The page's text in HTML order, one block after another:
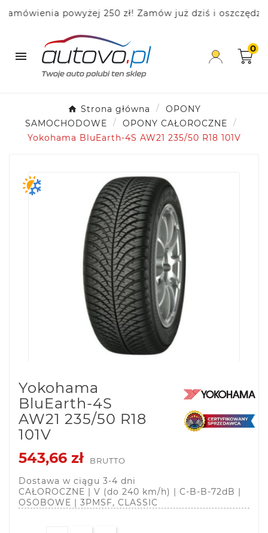
powyżej 250 zł! Zamów już dziś i oszczędzaj!

0
Strona główna
OPONY
SAMOCHODOWE
OPONY CAŁOROCZNE
Yokohama BluEarth-4S AW21 235/50 R18 101V
Yokohama
BluEarth-4S
AW21 235/50 R18
101V
543,66 zł
BRUTTO
Dostawa w ciągu 3-4 dni
CAŁOROCZNE | V (do 240 km/h) | C-B-B-72dB |
OSOBOWE | 3PMSF, CLASSIC